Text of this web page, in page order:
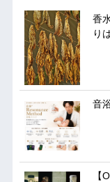
香
り
音
【